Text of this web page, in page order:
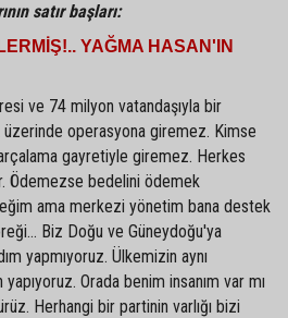
satır başları:
YAĞMA HASAN'IN
ve 74 milyon vatandaşıyla bir
operasyona giremez. Kimse
gayretiyle giremez. Herkes
Ödemezse bedelini ödemek
ama merkezi yönetim bana destek
Biz Doğu ve Güneydoğu'ya
yapmıyoruz. Ülkemizin aynı
Orada benim insanım var mı
Herhangi bir partinin varlığı bizi